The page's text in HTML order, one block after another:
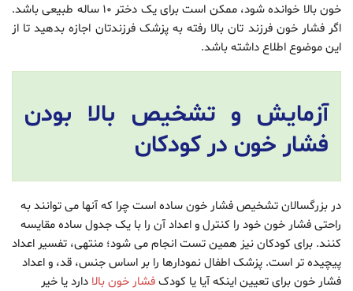
خون بالا خوانده شود، ممکن است برای یک دختر ۱۰ ساله طبیعی باشد.
اگر فشار خون فرزند تان بالا رفته به پزشک فرزندتان اجازه بدهید تا از
این موضوع اطلاع داشته باشد.
آزمایش و تشخیص بالا بودن
فشار خون در کودکان
در بزرگسالان تشخیص فشار خون ساده است چرا که آنها می توانند به
راحتی فشار خون خود را کنترل و اعداد آن را با یک جدول ساده مقایسه
کنند. برای کودکان نیز همین تست انجام می شود؛ منتهی، تفسیر اعداد
پیچیده تر است. پزشک اطفال نمودارها را بر اساس جنس، قد، و اعداد
فشار خون برای تعیین اینکه آیا یا کودکفشار خون بالا دارد یا خیر